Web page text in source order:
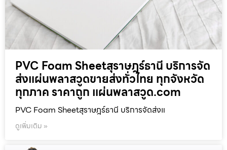
PVC Foam Sheetสุราษฎร์ธานี บริการจัด
ส่งแผ่นพลาสวูดขายส่งทั่วไทย ทุกจังหวัด
ทุกภาค ราคาถูก แผ่นพลาสวูด.com
PVC Foam Sheetสุราษฎร์ธานี บริการจัดส่งแ
ดูเพิ่มเติม »